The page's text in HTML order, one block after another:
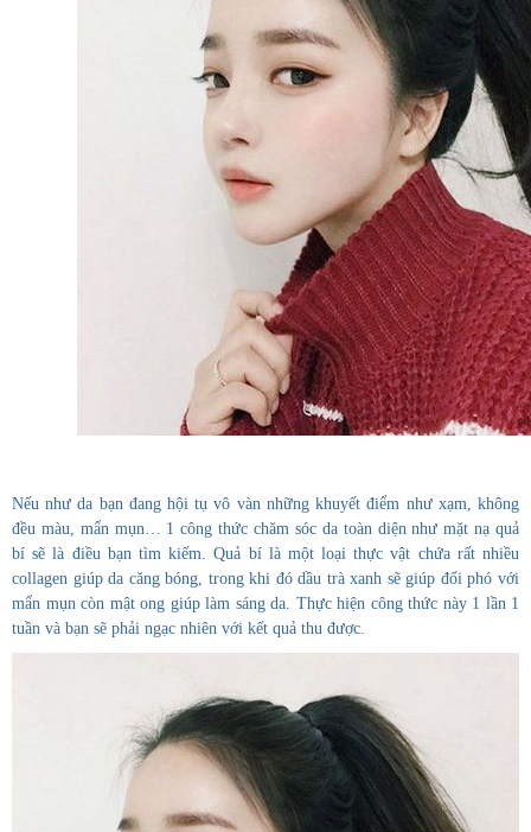
Nếu như da bạn đang hội tụ vô vàn những khuyết điểm như xạm, không
đều màu, mẩn mụn… 1 công thức chăm sóc da toàn diện như mặt nạ quả
bí sẽ là điều bạn tìm kiếm. Quả bí là một loại thực vật chứa rất nhiều
collagen giúp da căng bóng, trong khi đó dầu trà xanh sẽ giúp đối phó với
mẩn mụn còn mật ong giúp làm sáng da. Thực hiện công thức này 1 lần 1
tuần và bạn sẽ phải ngạc nhiên với kết quả thu được.